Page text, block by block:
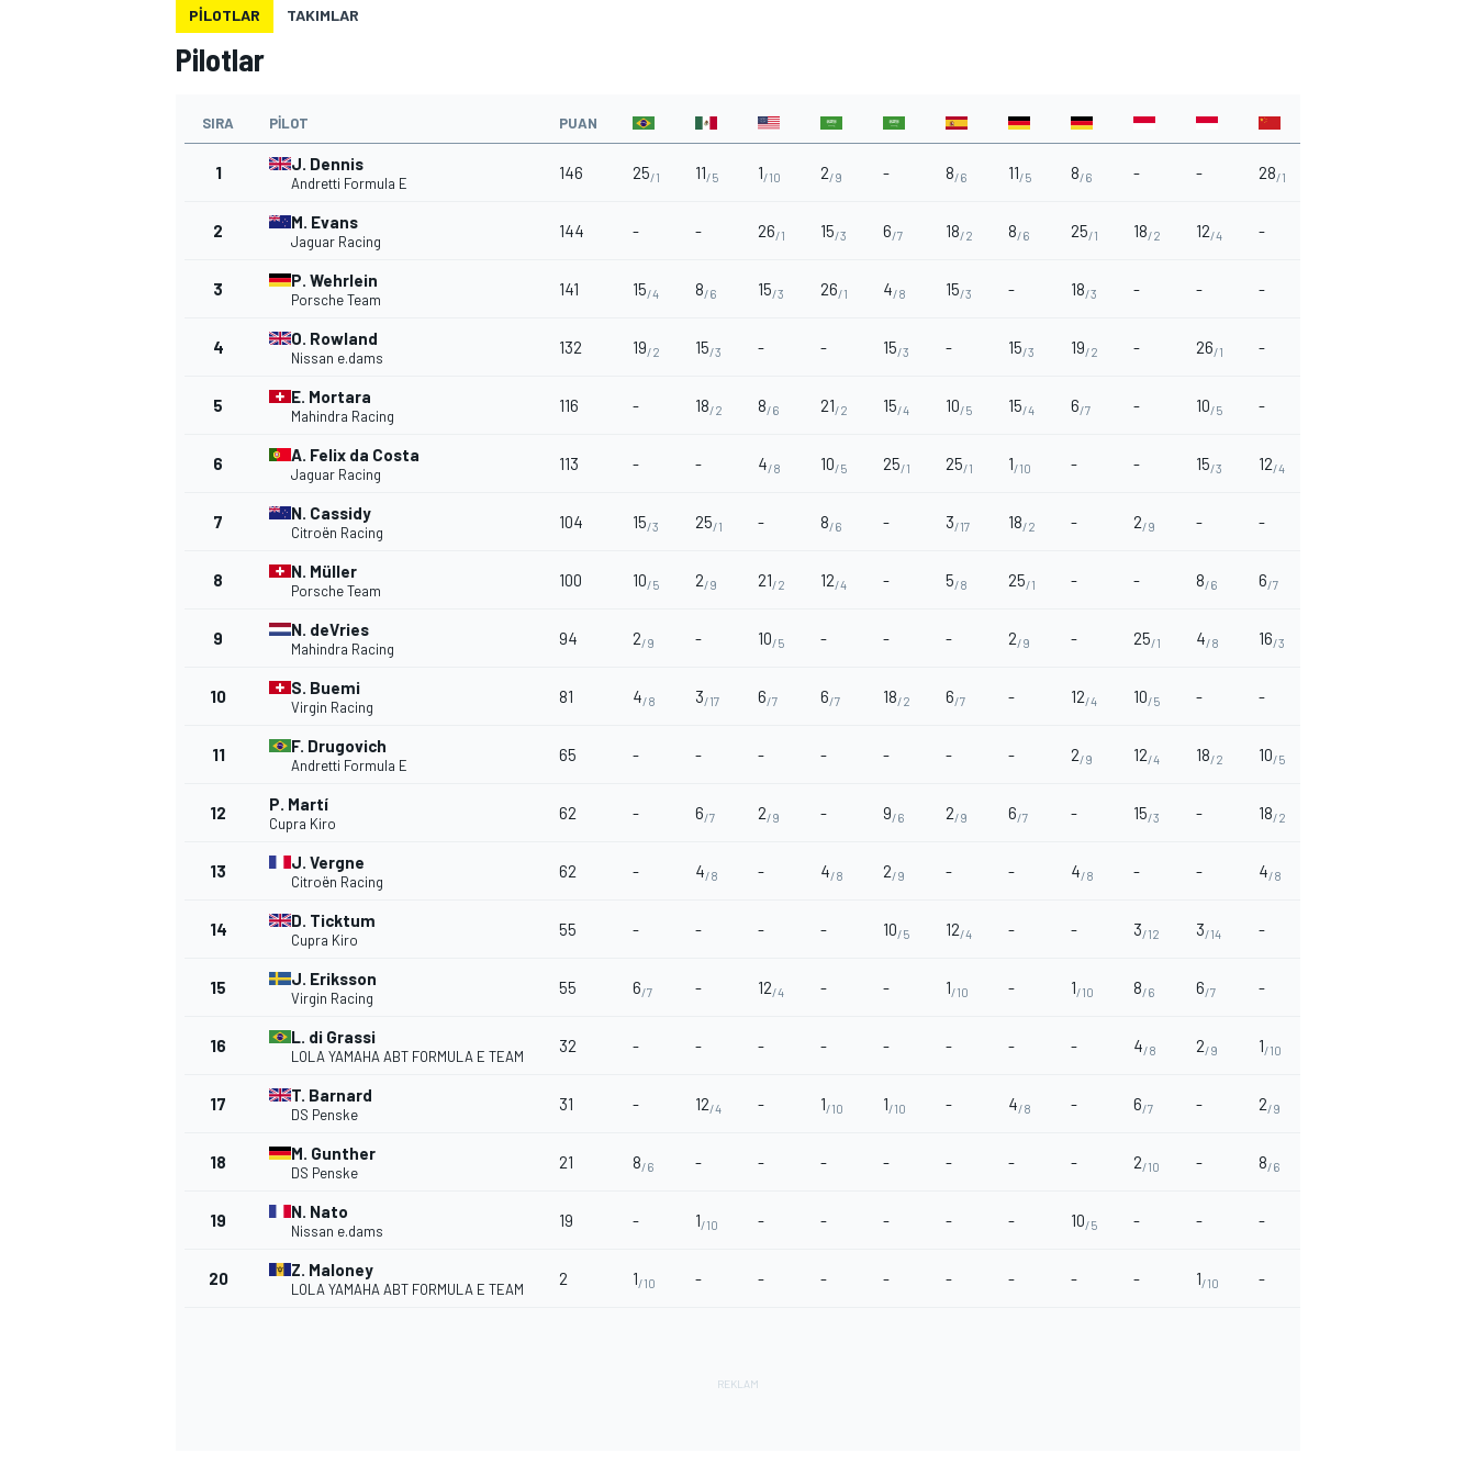
MOTOGP
WORLD SUPERBIKE
TÜRK SPORCULAR
PILOTLAR TAKIMLAR
Pilotlar
SIRA PILOT PUAN
1 J. Dennis
Andretti Formula E
146 25/1 11/5 1/10 2/9 - 8/6 11/5 8/6 - - 28/1
2 M. Evans
Jaguar Racing
144 - - 26/1 15/3 6/7 18/2 8/6 25/1 18/2 12/4 -
3 P. Wehrlein
Porsche Team
141 15/4 8/6 15/3 26/1 4/8 15/3 - 18/3 - - -
4 O. Rowland
Nissan e.dams
132 19/2 15/3 - - 15/3 - 15/3 19/2 - 26/1 -
5 E. Mortara
Mahindra Racing
116 - 18/2 8/6 21/2 15/4 10/5 15/4 6/7 - 10/5 -
6 A. Felix da Costa
Jaguar Racing
113 - - 4/8 10/5 25/1 25/1 1/10 - - 15/3 12/4
7 N. Cassidy
Citroën Racing
104 15/3 25/1 - 8/6 - 3/17 18/2 - 2/9 - -
8 N. Müller
Porsche Team
100 10/5 2/9 21/2 12/4 - 5/8 25/1 - - 8/6 6/7
9 N. deVries
Mahindra Racing
94 2/9 - 10/5 - - - 2/9 - 25/1 4/8 16/3
10 S. Buemi
Virgin Racing
81 4/8 3/17 6/7 6/7 18/2 6/7 - 12/4 10/5 - -
11 F. Drugovich
Andretti Formula E
65 - - - - - - - 2/9 12/4 18/2 10/5
12 P. Martí
Cupra Kiro
62 - 6/7 2/9 - 9/6 2/9 6/7 - 15/3 - 18/2
13 J. Vergne
Citroën Racing
62 - 4/8 - 4/8 2/9 - - 4/8 - - 4/8
14 D. Ticktum
Cupra Kiro
55 - - - - 10/5 12/4 - - 3/12 3/14 -
15 J. Eriksson
Virgin Racing
55 6/7 - 12/4 - - 1/10 - 1/10 8/6 6/7 -
16 L. di Grassi
LOLA YAMAHA ABT FORMULA E TEAM
32 - - - - - - - - 4/8 2/9 1/10
17 T. Barnard
DS Penske
31 - 12/4 - 1/10 1/10 - 4/8 - 6/7 - 2/9
18 M. Gunther
DS Penske
21 8/6 - - - - - - - 2/10 - 8/6
19 N. Nato
Nissan e.dams
19 - 1/10 - - - - - 10/5 - - -
20 Z. Maloney
LOLA YAMAHA ABT FORMULA E TEAM
2 1/10 - - - - - - - - 1/10 -